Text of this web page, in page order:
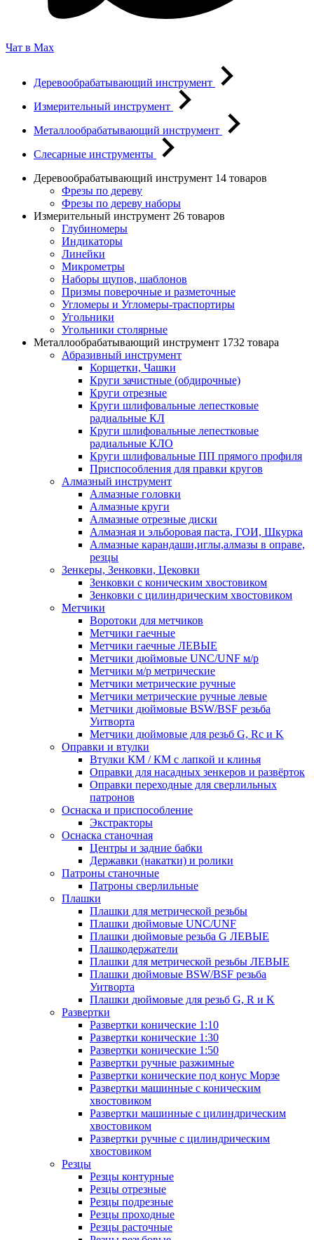
Чат в Max
Деревообрабатывающий инструмент
Измерительный инструмент
Металлообрабатывающий инструмент
Слесарные инструменты
Деревообрабатывающий инструмент 14 товаров
Фрезы по дереву
Фрезы по дереву наборы
Измерительный инструмент 26 товаров
Глубиномеры
Индикаторы
Линейки
Микрометры
Наборы щупов, шаблонов
Призмы поверочные и разметочные
Угломеры и Угломеры-траспортиры
Угольники
Угольники столярные
Металлообрабатывающий инструмент 1732 товара
Абразивный инструмент
Корщетки, Чашки
Круги зачистные (обдирочные)
Круги отрезные
Круги шлифовальные лепестковые
радиальные КЛ
Круги шлифовальные лепестковые
радиальные КЛО
Круги шлифовальные ПП прямого профиля
Приспособления для правки кругов
Алмазный инструмент
Алмазные головки
Алмазные круги
Алмазные отрезные диски
Алмазная и эльборовая паста, ГОИ, Шкурка
Алмазные карандаши,иглы,алмазы в оправе,
резцы
Зенкеры, Зенковки, Цековки
Зенковки с коническим хвостовиком
Зенковки с цилиндрическим хвостовиком
Метчики
Воротоки для метчиков
Метчики гаечные
Метчики гаечные ЛЕВЫЕ
Метчики дюймовые UNC/UNF м/р
Метчики м/р метрические
Метчики метрические ручные
Метчики метрические ручные левые
Метчики дюймовые BSW/BSF резьба
Уитворта
Метчики дюймовые для резьб G, Rc и K
Оправки и втулки
Втулки КМ / КМ с лапкой и клинья
Оправки для насадных зенкеров и развёрток
Оправки переходные для сверлильных
патронов
Оснаска и приспособление
Экстракторы
Оснаска станочная
Центры и задние бабки
Державки (накатки) и ролики
Патроны станочные
Патроны сверлильные
Плашки
Плашки для метрической резьбы
Плашки дюймовые UNC/UNF
Плашки дюймовые резьба G ЛЕВЫЕ
Плашкодержатели
Плашки для метрической резьбы ЛЕВЫЕ
Плашки дюймовые BSW/BSF резьба
Уитворта
Плашки дюймовые для резьб G, R и K
Развертки
Развертки конические 1:10
Развертки конические 1:30
Развертки конические 1:50
Развертки ручные разжимные
Развертки конические под конус Морзе
Развертки машинные с коническим
хвостовиком
Развертки машинные с цилиндрическим
хвостовиком
Развертки ручные с цилиндрическим
хвостовиком
Резцы
Резцы контурные
Резцы отрезные
Резцы подрезные
Резцы проходные
Резцы расточные